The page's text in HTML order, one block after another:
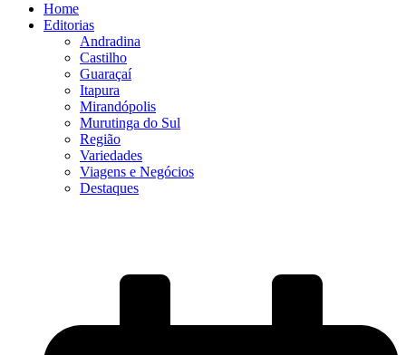
Home
Editorias
Andradina
Castilho
Guaraçaí
Itapura
Mirandópolis
Murutinga do Sul
Região
Variedades
Viagens e Negócios
Destaques